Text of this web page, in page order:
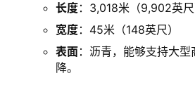
长度：3,018米（9,902英尺
宽度：45米（148英尺）
表面：沥青，能够支持大
降。